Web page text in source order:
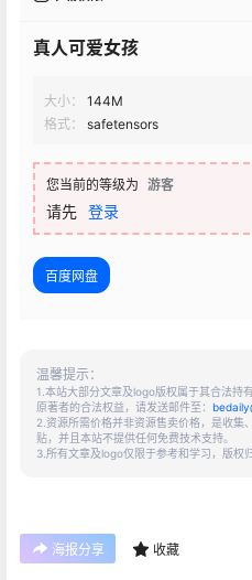
真人可爱女孩
大小：
144M
格式：
safetensors
您当前的等级为 游客
请先 登录
百度网盘
温馨提示：
1.本站大部分文章及logo版权属于其合法持
原著者的合法权益，请发送邮件至：
2.资源所需价格并非资源售卖价格，是收集
贴，并且本站不提供任何免费技术支持。
3.所有文章及logo仅限于参考和学习，版权
海报分享 收藏